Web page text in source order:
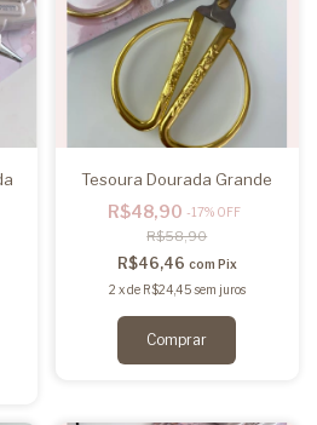
Tesoura Dourada Grande
R$48,90 -17% OFF
R$58,90
R$46,46 com Pix
2 xde R$24,45 sem juros